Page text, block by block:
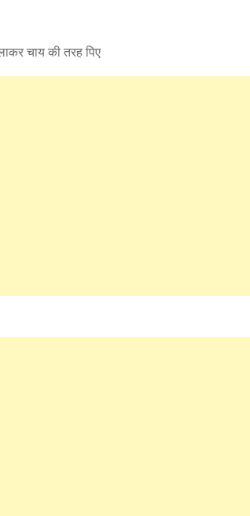
चाय की तरह पिए